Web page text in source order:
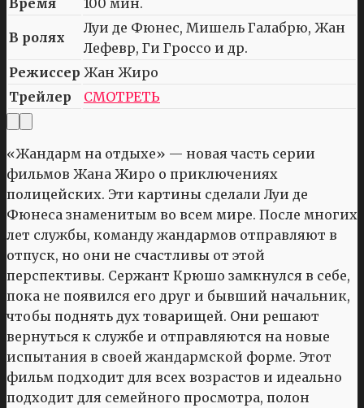
В ролях
Луи де Фюнес, Мишель Галабрю, Жан
Лефевр, Ги Гроссо и др.
Режиссер Жан Жиро
Трейлер
СМОТРЕТЬ
«Жандарм на отдыхе» — новая часть серии
фильмов Жана Жиро о приключениях
полицейских. Эти картины сделали Луи де
Фюнеса знаменитым во всем мире. После многих
лет службы, команду жандармов отправляют в
отпуск, но они не счастливы от этой
перспективы. Сержант Крюшо замкнулся в себе,
пока не появился его друг и бывший начальник,
чтобы поднять дух товарищей. Они решают
вернуться к службе и отправляются на новые
испытания в своей жандармской форме. Этот
фильм подходит для всех возрастов и идеально
подходит для семейного просмотра, полон